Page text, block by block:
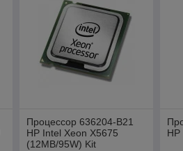
Процессор 636204-B21
HP Intel Xeon X5675
(12MB/95W) Kit